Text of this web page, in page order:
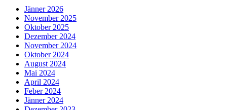
Jänner 2026
November 2025
Oktober 2025
Dezember 2024
November 2024
Oktober 2024
August 2024
Mai 2024
April 2024
Feber 2024
Jänner 2024